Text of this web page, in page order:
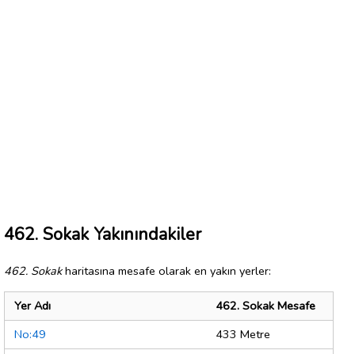
462. Sokak Yakınındakiler
462. Sokakharitasına mesafe olarak en yakın yerler:
Yer Adı
462. Sokak Mesafe
No:49
433 Metre